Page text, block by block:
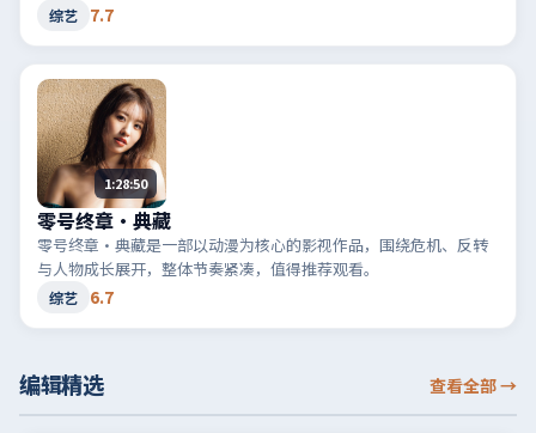
综艺 7.7
1:28:50
零号终章·典藏
零号终章·典藏是一部以动漫为核心的影视作品，围绕危机、反转
与人物成长展开，整体节奏紧凑，值得推荐观看。
综艺 6.7
编辑精选 查看全部→